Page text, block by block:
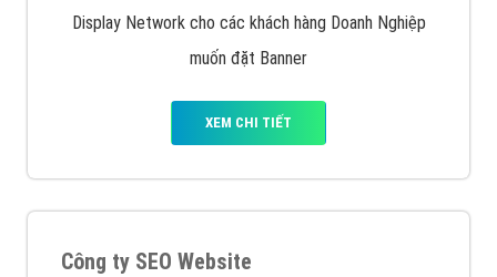
Display Network cho các khách hàng Doanh Nghiệp
muốn đặt Banner
XEM CHI TIẾT
Công ty SEO Website